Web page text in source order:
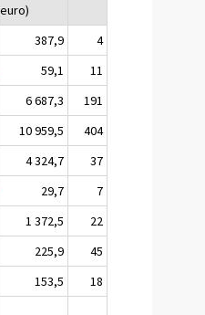
euro)
387,9
4
59,1
11
6 687,3
191
10 959,5
404
4 324,7
37
29,7
7
1 372,5
22
225,9
45
153,5
18